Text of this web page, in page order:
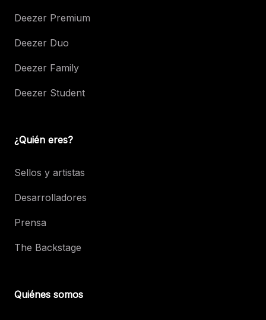
Deezer Premium
Deezer Duo
Deezer Family
Deezer Student
¿Quién eres?
Sellos y artistas
Desarrolladores
Prensa
The Backstage
Quiénes somos